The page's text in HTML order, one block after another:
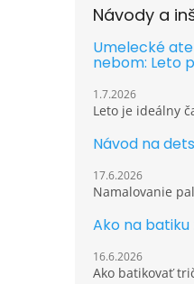
Návody a
Umelecké
nebom: Leto
1.7.2026
Leto je ideálny
Návod na
17.6.2026
Namalovanie
Ako na batiku
16.6.2026
Ako batikovať